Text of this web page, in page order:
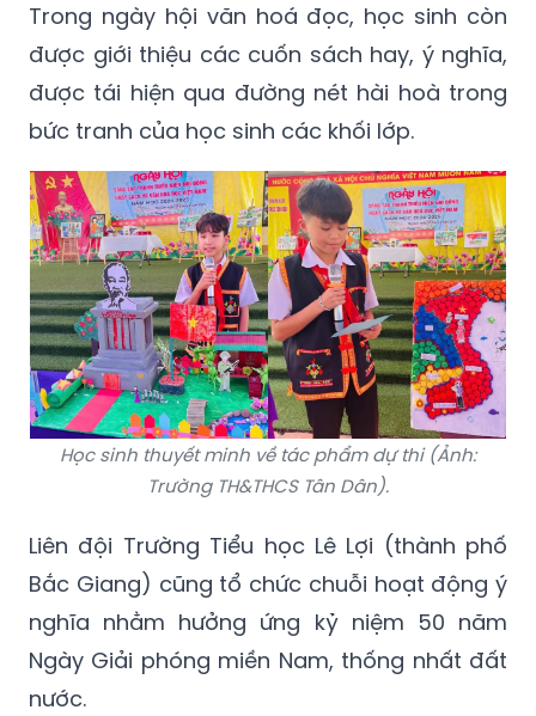
Trong ngày hội văn hoá đọc, học sinh còn
được giới thiệu các cuốn sách hay, ý nghĩa,
được tái hiện qua đường nét hài hoà trong
bức tranh của học sinh các khối lớp.
Học sinh thuyết minh về tác phẩm dự thi (Ảnh:
Trường TH&THCS Tân Dân).
Liên đội Trường Tiểu học Lê Lợi (thành phố
Bắc Giang) cũng tổ chức chuỗi hoạt động ý
nghĩa nhằm hưởng ứng kỷ niệm 50 năm
Ngày Giải phóng miền Nam, thống nhất đất
nước.